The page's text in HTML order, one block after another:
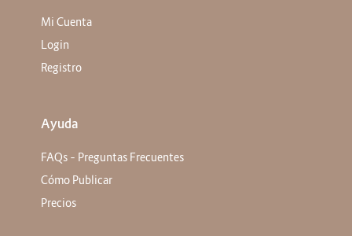
Mi Cuenta
Login
Registro
Ayuda
FAQs – Preguntas Frecuentes
Cómo Publicar
Precios